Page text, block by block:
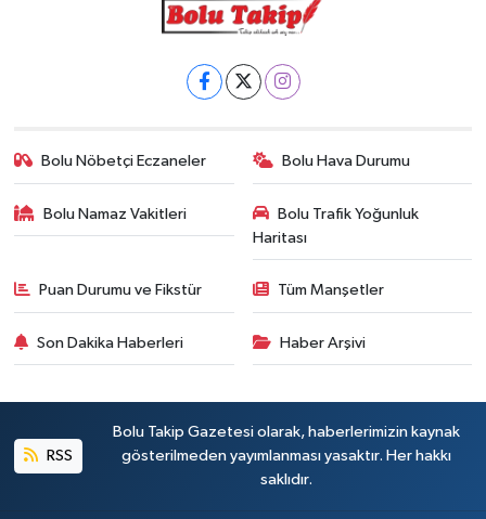
Bolu Nöbetçi Eczaneler Bolu Hava Durumu
Bolu Namaz Vakitleri
Bolu Trafik Yoğunluk
Haritası
Puan Durumu ve Fikstür Tüm Manşetler
Son Dakika Haberleri Haber Arşivi
RSS
Bolu Takip Gazetesi olarak, haberlerimizin kaynak
gösterilmeden yayımlanması yasaktır. Her hakkı
saklıdır.